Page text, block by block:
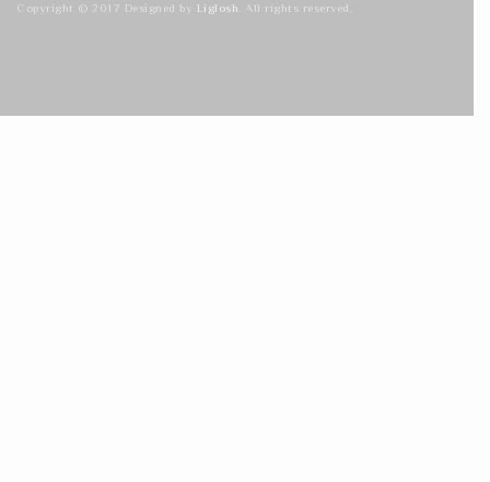
Copyright © 2017 Designed by Liglosh . All rights reserved.